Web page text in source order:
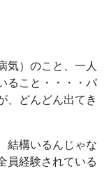
気）のこと、一人
ること・・・・バ
、どんどん出てき
結構いるんじゃな
員経験されている